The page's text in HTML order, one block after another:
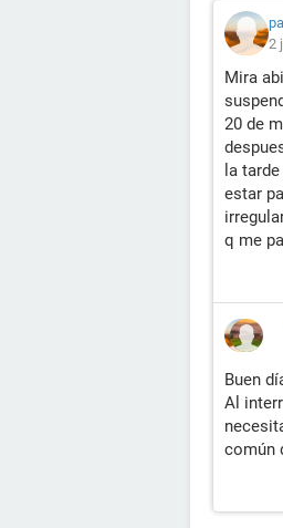
2
Mira
20 de
la
estar
q me
Buen
Al
común